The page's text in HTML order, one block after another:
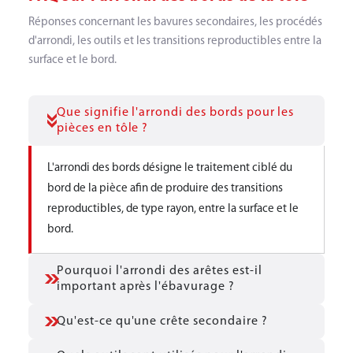
Réponses concernant les bavures secondaires, les procédés
d'arrondi, les outils et les transitions reproductibles entre la
surface et le bord.
Que signifie l'arrondi des bords pour les
pièces en tôle ?
L'arrondi des bords désigne le traitement ciblé du
bord de la pièce afin de produire des transitions
reproductibles, de type rayon, entre la surface et le
bord.
Pourquoi l'arrondi des arêtes est-il
important après l'ébavurage ?
Après l'ébavurage, des arêtes vives et des bavures
Qu'est-ce qu'une crête secondaire ?